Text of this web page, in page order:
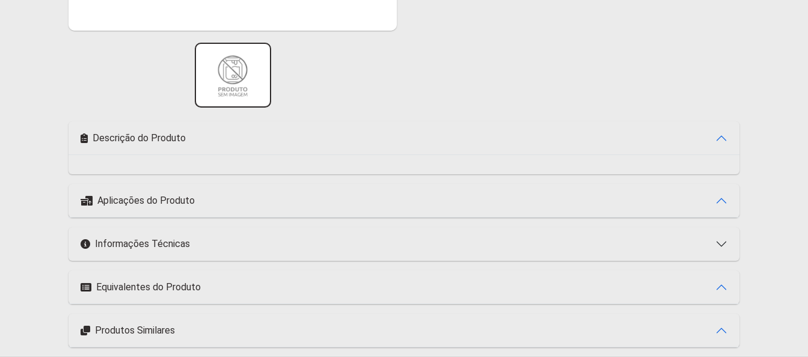
Descrição do Produto
Aplicações do Produto
Informações Técnicas
Equivalentes do Produto
Produtos Similares